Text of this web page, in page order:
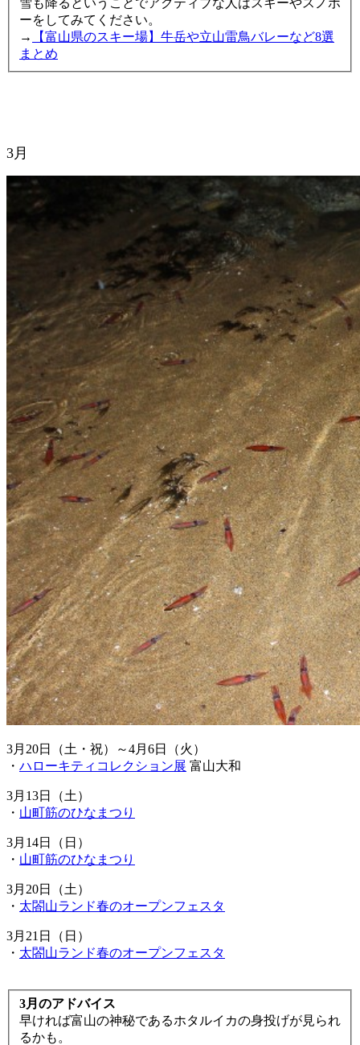
雪も降るということでアクティブな人はスキーやスノボ
ーをしてみてください。
→
【富山県のスキー場】牛岳や立山雷鳥バレーなど8選
まとめ
3月
3月20日（土・祝）～4月6日（火）
・ ハローキティコレクション展 富山大和
3月13日（土）
・ 山町筋のひなまつり
3月14日（日）
・ 山町筋のひなまつり
3月20日（土）
・ 太閤山ランド春のオープンフェスタ
3月21日（日）
・ 太閤山ランド春のオープンフェスタ
3月のアドバイス
早ければ富山の神秘であるホタルイカの身投げが見られ
るかも。